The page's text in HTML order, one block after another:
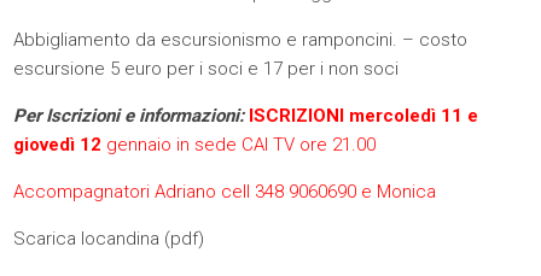
Abbigliamento da escursionismo e ramponcini. – costo
escursione 5 euro per i soci e 17 per i non soci
Per Iscrizioni e informazioni: ISCRIZIONI mercoledì 11 e
giovedì 12 gennaio in sede CAI TV ore 21.00
Accompagnatori Adriano cell 348 9060690 e Monica
Scarica locandina (pdf)